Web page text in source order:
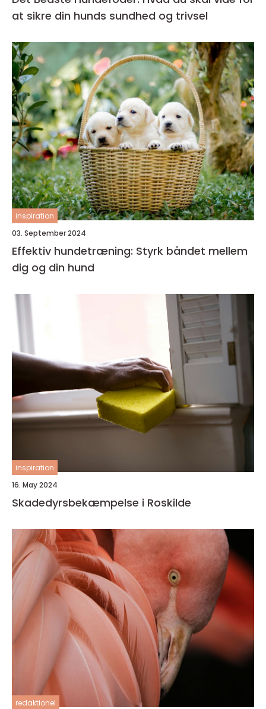
at sikre din hunds sundhed og trivsel
inspiration
03. September 2024
Effektiv hundetræning: Styrk båndet mellem
dig og din hund
inspiration
16. May 2024
Skadedyrsbekæmpelse i Roskilde
redaktionel